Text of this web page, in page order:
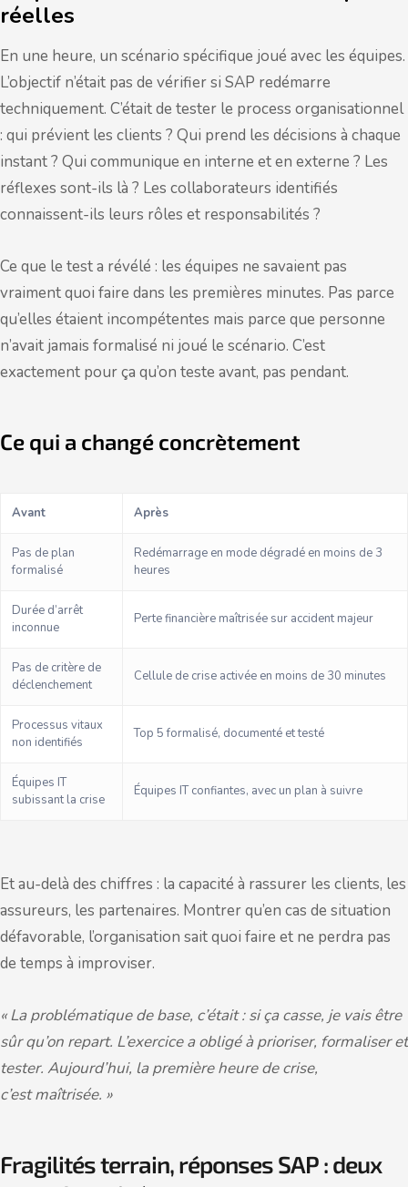
réelles
En une heure, un scénario spécifique joué avec les équipes.
L’objectif n’était pas de vérifier si SAP redémarre
techniquement. C’était de tester le process organisationnel
: qui prévient les clients ? Qui prend les décisions à chaque
instant ? Qui communique en interne et en externe ? Les
réflexes sont-ils là ? Les collaborateurs identifiés
connaissent-ils leurs rôles et responsabilités ?
Ce que le test a révélé : les équipes ne savaient pas
vraiment quoi faire dans les premières minutes. Pas parce
qu’elles étaient incompétentes mais parce que personne
n’avait jamais formalisé ni joué le scénario. C’est
exactement pour ça qu’on teste avant, pas pendant.
Ce qui a changé concrètement
Avant Après
Pas de plan
formalisé
Redémarrage en mode dégradé en moins de 3
heures
Durée d’arrêt
inconnue
Perte financière maîtrisée sur accident majeur
Pas de critère de
déclenchement
Cellule de crise activée en moins de 30 minutes
Processus vitaux
non identifiés
Top 5 formalisé, documenté et testé
Équipes IT
subissant la crise
Équipes IT confiantes, avec un plan à suivre
Et au-delà des chiffres : la capacité à rassurer les clients, les
assureurs, les partenaires. Montrer qu’en cas de situation
défavorable, l’organisation sait quoi faire et ne perdra pas
de temps à improviser.
« La problématique de base, c’était : si ça casse, je vais être
sûr qu’on repart. L’exercice a obligé à prioriser, formaliser et
tester. Aujourd’hui, la première heure de crise,
c’estmaîtrisée. »
Fragilités terrain, réponses SAP : deux